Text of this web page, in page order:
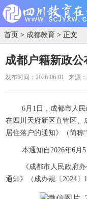
首页 > 成都教育 > 正文
成都户籍新政
发布时间：2026-06-01 来源
6月1日，成都市人
在四川天府新区直管区、
居住落户的通知》（简称“
本通知自2026年6月
《成都市人民政府
通知》（成办规〔2024〕